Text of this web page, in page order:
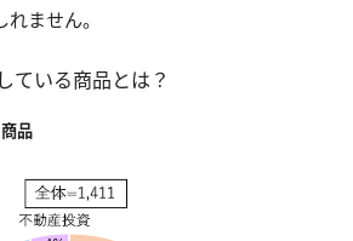
ません。
ている商品とは？
品